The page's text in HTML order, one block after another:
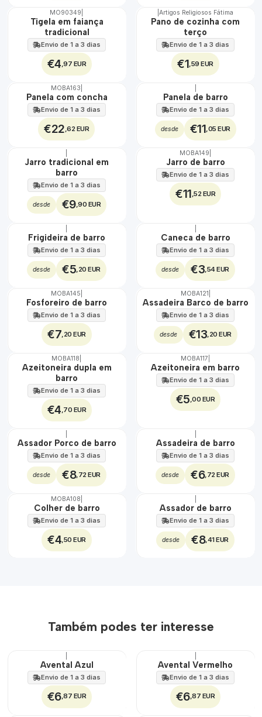
🇵🇹
MO90349
Tigela em faiança
tradicional
Envio de 1 a 3 dias
€4 ,97 EUR
🇵🇹
|Artigos Religiosos Fátima
Pano de cozinha com
terço
Envio de 1 a 3 dias
€1 ,59 EUR
🇵🇹
100%
MOBA163
Panela com concha
Envio de 1 a 3 dias
€22 ,62 EUR
100%
Panela de barro
Envio de 1 a 3 dias
desde €11 ,05 EUR
🇵🇹
Jarro tradicional em
barro
Envio de 1 a 3 dias
desde €9,90 EUR
100%
MOBA149
Jarro de barro
Envio de 1 a 3 dias
€11 ,52 EUR
🇵🇹
100%
Frigideira de barro
Envio de 1 a 3 dias
desde €5 ,20 EUR
🇵🇹
100%
Caneca de barro
Envio de 1 a 3 dias
desde €3 ,54 EUR
🇵🇹
100%
MOBA145
Fosforeiro de barro
Envio de 1 a 3 dias
€7 ,20 EUR
🇵🇹
100%
MOBA121
Assadeira Barco de barro
Envio de 1 a 3 dias
desde €13 ,20 EUR
🇵🇹
MOBA118
Azeitoneira dupla em
barro
Envio de 1 a 3 dias
€4 ,70 EUR
🇵🇹
100%
MOBA117
Azeitoneira em barro
Envio de 1 a 3 dias
€5 ,00 EUR
🇵🇹
100%
Assador Porco de barro
Envio de 1 a 3 dias
desde €8,72 EUR
🇵🇹
100%
Assadeira de barro
Envio de 1 a 3 dias
desde €6,72 EUR
🇵🇹
100%
MOBA108
Colher de barro
Envio de 1 a 3 dias
€4 ,50 EUR
🇵🇹
100%
Assador de barro
Envio de 1 a 3 dias
desde €8,41 EUR
Também podes ter interesse
100%
Avental Azul
Envio de 1 a 3 dias
€6,87 EUR
Avental Vermelho
Envio de 1 a 3 dias
€6,87 EUR